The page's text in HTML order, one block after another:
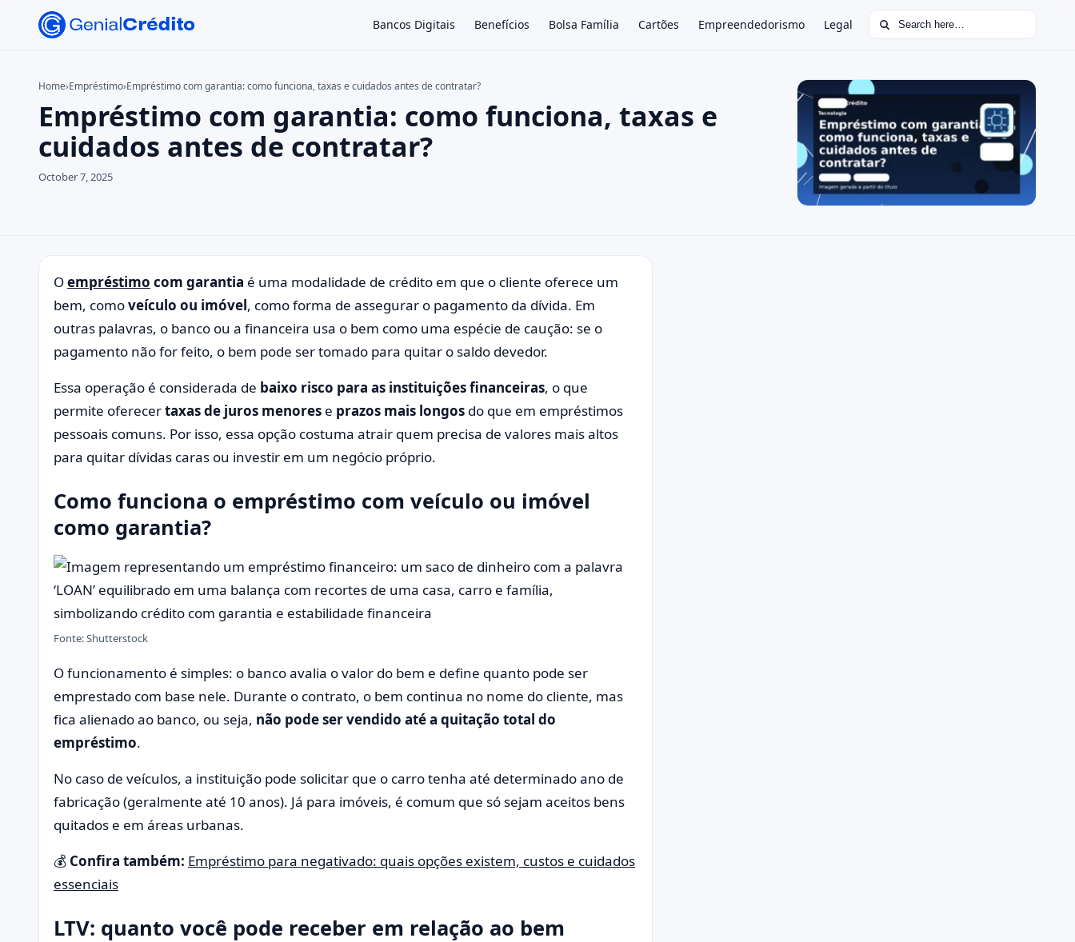
Bancos Digitais Benefícios Bolsa Família Cartões Empreendedorismo Legal Search for:
Search the site ×
Search for:
Press Enter to search or ESC to close.
Home›Empréstimo›Empréstimo com garantia: como funciona, taxas e cuidados antes de contratar?
Empréstimo com garantia: como funciona, taxas e
cuidados antes de contratar?
October 7, 2025
Oempréstimo com garantia é uma modalidade de crédito em que o cliente oferece um
bem, comoveículo ou imóvel, como forma de assegurar o pagamento da dívida. Em
outras palavras, o banco ou a financeira usa o bem como uma espécie de caução: se o
pagamento não for feito, o bem pode ser tomado para quitar o saldo devedor.
Essa operação é considerada de baixo risco para as instituições financeiras, o que
permite oferecertaxas de juros menores e prazos mais longos do que em empréstimos
pessoais comuns. Por isso, essa opção costuma atrair quem precisa de valores mais altos
para quitar dívidas caras ou investir em um negócio próprio.
Como funciona o empréstimo com veículo ou imóvel
como garantia?
Fonte: Shutterstock
O funcionamento é simples: o banco avalia o valor do bem e define quanto pode ser
emprestado com base nele. Durante o contrato, o bem continua no nome do cliente, mas
fica alienado ao banco, ou seja, não pode ser vendido até a quitação total do
empréstimo.
No caso de veículos, a instituição pode solicitar que o carro tenha até determinado ano de
fabricação (geralmente até 10 anos). Já para imóveis, é comum que só sejam aceitos bens
quitados e em áreas urbanas.
💰 Confira também: Empréstimo para negativado: quais opções existem, custos e cuidados
essenciais
LTV: quanto você pode receber em relação ao bem